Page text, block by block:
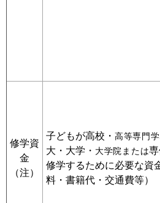
修学資
金
（注）
子どもが高校・ 高等専門
大・大学・ 大学院または
修学するために必要な資
料・書籍代・交通費等）